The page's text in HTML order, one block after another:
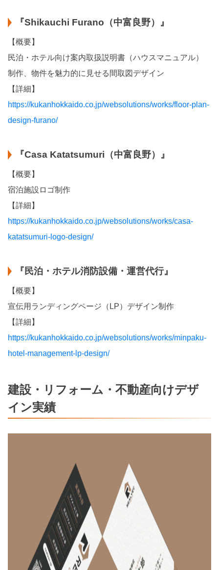
『Shikauchi Furano（中富良野）』
【概要】
民泊・ホテル向け案内取扱説明書（ハウスマニュアル）
制作、物件を魅力的に見せる間取図デザイン
【詳細】
https://kukanhokkaido.co.jp/websolutions/works/floor-plan-
design-furano/
『Casa Katatsumuri（中富良野）』
【概要】
宿泊施設ロゴ制作
【詳細】
https://kukanhokkaido.co.jp/websolutions/works/casa-
katatsumuri-logo-design/
『民泊・ホテル消防設備・運営代行』
【概要】
宣伝用ランディングページ（LP）デザイン制作
【詳細】
https://kukanhokkaido.co.jp/websolutions/works/minpaku-
hotel-management-lp-design/
建設・リフォーム・不動産向けデザ
イン実績